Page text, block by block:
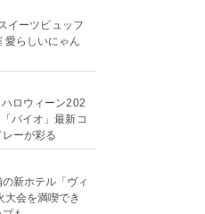
イーツビュッフ
愛らしいにゃん
ロウィーン202
バイオ」最新コ
ーが彩る
新ホテル「ヴィ
大会を満喫でき